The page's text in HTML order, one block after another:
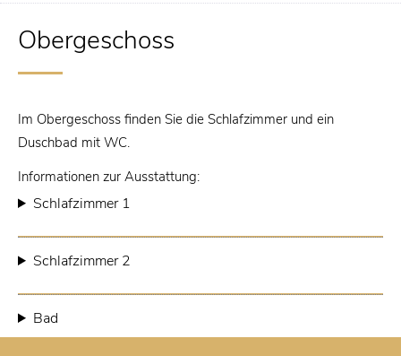
Obergeschoss
Im Obergeschoss finden Sie die Schlafzimmer und ein
Duschbad mit WC.
Informationen zur Ausstattung:
Schlafzimmer 1
Schlafzimmer 2
Bad